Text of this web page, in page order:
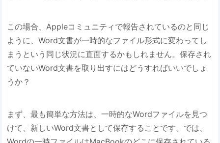
この場合、Appleコミュニティで報告されているのと同じ
ように、Word文書が一時的なファイル形式に変わってし
まうという同じ状況に直面するかもしれません。保存され
ていないWord文書を取り出すにはどうすればいいでしょ
うか？
まず、最も簡単な方法は、一時的なWordファイルを見つ
けて、新しいWord文書として保存することです。では、